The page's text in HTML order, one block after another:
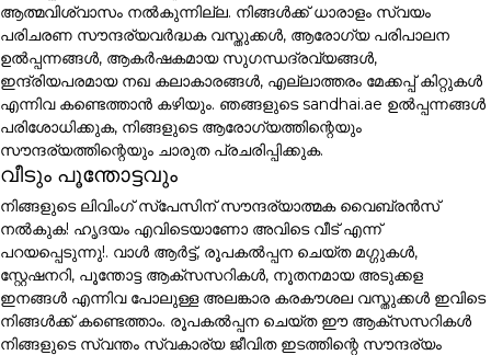
ആത്മവിശ്വാസം നൽകുന്നില്ല. നിങ്ങൾക്ക് ധാരാളം സ്വയം
പരിചരണ സൗന്ദര്യവർദ്ധക വസ്തുക്കൾ, ആരോഗ്യ പരിപാലന
ഉൽപ്പന്നങ്ങൾ, ആകർഷകമായ സുഗന്ധദ്രവ്യങ്ങൾ,
ഇന്ദ്രിയപരമായ നഖ കലാകാരങ്ങൾ, എല്ലാത്തരം മേക്കപ്പ് കിറ്റുകൾ
എന്നിവ കണ്ടെത്താൻ കഴിയും. ഞങ്ങളുടെ sandhai.ae ഉൽപ്പന്നങ്ങൾ
പരിശോധിക്കുക, നിങ്ങളുടെ ആരോഗ്യത്തിന്റെയും
സൗന്ദര്യത്തിന്റെയും ചാരുത പ്രചരിപ്പിക്കുക.
വീടും പൂന്തോട്ടവും
നിങ്ങളുടെ ലിവിംഗ് സ്പേസിന് സൗന്ദര്യാത്മക വൈബ്രൻസ്
നൽകുക! ഹൃദയം എവിടെയാണോ അവിടെ വീട് എന്ന്
പറയപ്പെടുന്നു!. വാൾ ആർട്ട്, രൂപകൽപ്പന ചെയ്ത മഗ്ഗുകൾ,
സ്റ്റേഷനറി, പൂന്തോട്ട ആക്സസറികൾ, നൂതനമായ അടുക്കള
ഇനങ്ങൾ എന്നിവ പോലുള്ള അലങ്കാര കരകൗശല വസ്തുക്കൾ ഇവിടെ
നിങ്ങൾക്ക് കണ്ടെത്താം. രൂപകൽപ്പന ചെയ്ത ഈ ആക്സസറികൾ
നിങ്ങളുടെ സ്വന്തം സ്വകാര്യ ജീവിത ഇടത്തിന്റെ സൗന്ദര്യം